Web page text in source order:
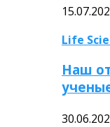
Life
Наш